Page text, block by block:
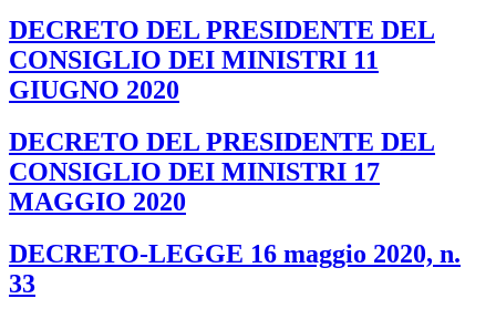
DECRETO DEL PRESIDENTE DEL
CONSIGLIO DEI MINISTRI 11
GIUGNO 2020
DECRETO DEL PRESIDENTE DEL
CONSIGLIO DEI MINISTRI 17
MAGGIO 2020
DECRETO-LEGGE 16 maggio 2020, n.
33